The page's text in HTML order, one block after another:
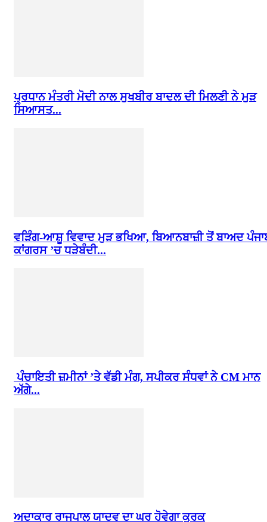
ਪ੍ਰਧਾਨ ਮੰਤਰੀ ਮੋਦੀ ਨਾਲ ਸੁਖਬੀਰ ਬਾਦਲ ਦੀ ਮਿਲਣੀ ਨੇ ਮੁੜ
ਸਿਆਸਤ...
ਵੜਿੰਗ-ਆਸ਼ੂ ਵਿਵਾਦ ਮੁੜ ਭਖਿਆ, ਬਿਆਨਬਾਜ਼ੀ ਤੋਂ ਬਾਅਦ
ਕਾਂਗਰਸ ’ਚ ਧੜੇਬੰਦੀ...
ਪੰਚਾਇਤੀ ਜ਼ਮੀਨਾਂ ’ਤੇ ਵੱਡੀ ਮੰਗ, ਸਪੀਕਰ ਸੰਧਵਾਂ ਨੇ CM ਮਾਨ
ਅੱਗੇ...
ਅਦਾਕਾਰ ਰਾਜਪਾਲ ਯਾਦਵ ਦਾ ਘਰ ਹੋਵੇਗਾ ਕੁਰਕ